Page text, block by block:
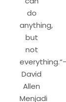
do
anything,
but
not
David
Allen
Menjadi